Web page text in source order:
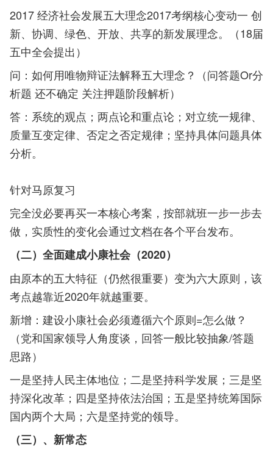
2017 经济社会发展五大理念2017考纲核心变动一 创
新、协调、绿色、开放、共享的新发展理念。（18届
五中全会提出）
问：如何用唯物辩证法解释五大理念？（问答题Or分
析题 还不确定 关注押题阶段解析）
答：系统的观点；两点论和重点论；对立统一规律、
质量互变定律、否定之否定规律；坚持具体问题具体
分析。
针对马原复习
完全没必要再买一本核心考案，按部就班一步一步去
做，实质性的变化会通过文档在各个平台发布。
（二）全面建成小康社会（2020）
由原本的五大特征（仍然很重要）变为六大原则，该
考点越靠近2020年就越重要。
新增：建设小康社会必须遵循六个原则=怎么做？
（党和国家领导人角度谈，回答一般比较抽象/答题
思路）
一是坚持人民主体地位；二是坚持科学发展；三是坚
持深化改革；四是坚持依法治国；五是坚持统筹国际
国内两个大局；六是坚持党的领导。
（三）、新常态